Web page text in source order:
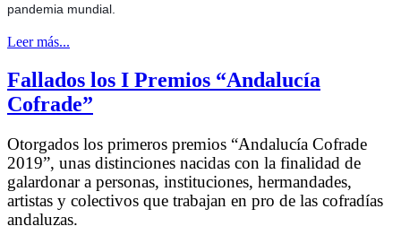
pandemia mundial.
Leer más...
Fallados los I Premios “Andalucía
Cofrade”
Otorgados los primeros premios “Andalucía Cofrade
2019”, unas distinciones nacidas con la finalidad de
galardonar a personas, instituciones, hermandades,
artistas y colectivos que trabajan en pro de las cofradías
andaluzas.